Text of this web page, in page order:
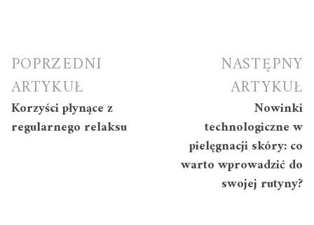
Nawigacja
wpisu
POPRZEDNI
ARTYKUŁ
Korzyści płynące z
regularnego relaksu
NASTĘPNY
ARTYKUŁ
Nowinki
technologiczne w
pielęgnacji skóry: co
warto wprowadzić do
swojej rutyny?